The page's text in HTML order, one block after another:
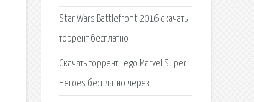
Star Wars Battlefront 2016 скачать
торрент бесплатно
Скачать торрент Lego Marvel Super
Heroes бесплатно через.